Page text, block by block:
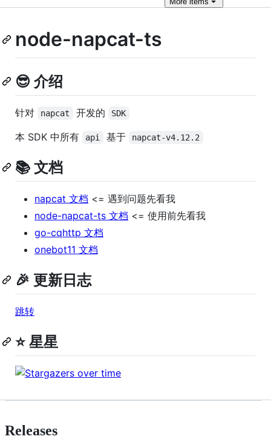
node-napcat-ts
😎 介绍
针对 napcat 开发的 SDK
本 SDK 中所有 api 基于 napcat-v4.12.2
📚 文档
napcat 文档 <= 遇到问题先看我
node-napcat-ts 文档 <= 使用前先看我
go-cqhttp 文档
onebot11 文档
🎉 更新日志
跳转
⭐ 星星
Releases